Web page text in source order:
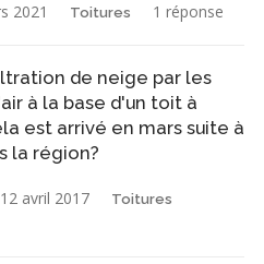
2021 Toitures 1 réponse
de neige par les
à la base d'un toit à
est arrivé en mars suite à
la région?
12 avril 2017 Toitures